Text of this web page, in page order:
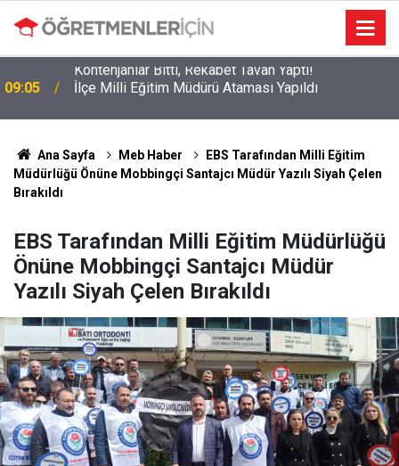
09:05 İlçe Milli Eğitim Müdürü Ataması Yapıldı
Ana Sayfa Meb Haber
EBS Tarafından Milli Eğitim
Müdürlüğü Önüne Mobbingçi Santajcı Müdür Yazılı Siyah Çelen
Bırakıldı
EBS Tarafından Milli Eğitim Müdürlüğü
Önüne Mobbingçi Santajcı Müdür
Yazılı Siyah Çelen Bırakıldı